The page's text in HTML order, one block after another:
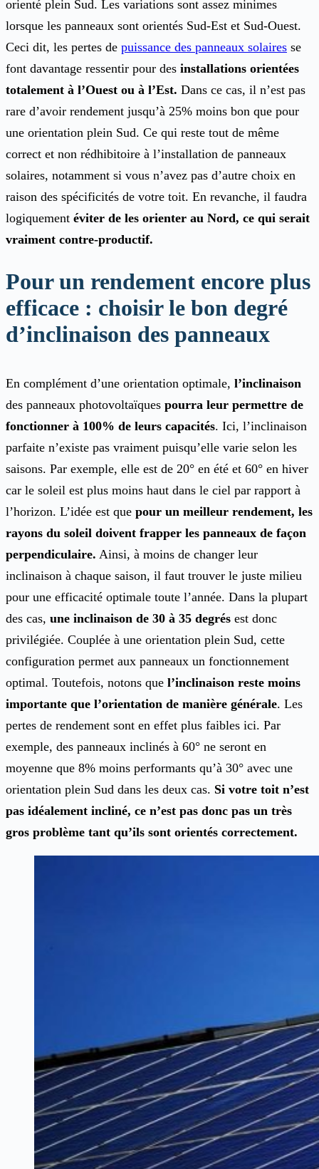
orienté plein Sud. Les variations sont assez minimes
lorsque les panneaux sont orientés Sud-Est et Sud-Ouest.
Ceci dit, les pertes de puissance des panneaux solaires se
font davantage ressentir pour des installations orientées
totalement à l’Ouest ou à l’Est. Dans ce cas, il n’est pas
rare d’avoir rendement jusqu’à 25% moins bon que pour
une orientation plein Sud. Ce qui reste tout de même
correct et non rédhibitoire à l’installation de panneaux
solaires, notamment si vous n’avez pas d’autre choix en
raison des spécificités de votre toit. En revanche, il faudra
logiquement éviter de les orienter au Nord, ce qui serait
vraiment contre-productif.
Pour un rendement encore plus
efficace : choisir le bon degré
d’inclinaison des panneaux
En complément d’une orientation optimale, l’inclinaison
des panneaux photovoltaïques pourra leur permettre de
fonctionner à 100% de leurs capacités. Ici, l’inclinaison
parfaite n’existe pas vraiment puisqu’elle varie selon les
saisons. Par exemple, elle est de 20° en été et 60° en hiver
car le soleil est plus moins haut dans le ciel par rapport à
l’horizon. L’idée est que pour un meilleur rendement, les
rayons du soleil doivent frapper les panneaux de façon
perpendiculaire. Ainsi, à moins de changer leur
inclinaison à chaque saison, il faut trouver le juste milieu
pour une efficacité optimale toute l’année. Dans la plupart
des cas, une inclinaison de 30 à 35 degrés est donc
privilégiée. Couplée à une orientation plein Sud, cette
configuration permet aux panneaux un fonctionnement
optimal. Toutefois, notons que l’inclinaison reste moins
importante que l’orientation de manière générale. Les
pertes de rendement sont en effet plus faibles ici. Par
exemple, des panneaux inclinés à 60° ne seront en
moyenne que 8% moins performants qu’à 30° avec une
orientation plein Sud dans les deux cas. Si votre toit n’est
pas idéalement incliné, ce n’est pas donc pas un très
gros problème tant qu’ils sont orientés correctement.